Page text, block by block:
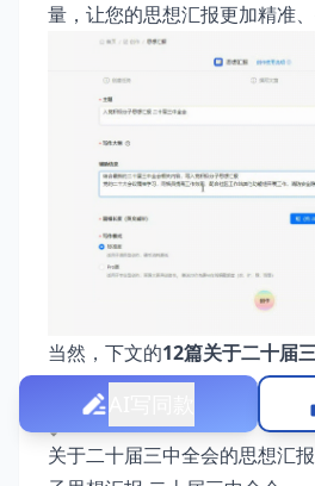
量，让您的思想汇报更加精准、
当然，下文的12篇关于二十届
也希望对您有所启发。
关于二十届三中全会的思想汇